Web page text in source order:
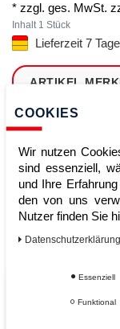
* zzgl. ges. MwSt.
Inhalt 1 Stück
Lieferzeit 7 Tage
ARTIKEL
Sofort
Vom
COOKIES
Wir nutzen
sind essenziell,
und Ihre
den von uns
Nutzer finden Sie
Daten­schutz­erklärung
Essenziell
Funktional